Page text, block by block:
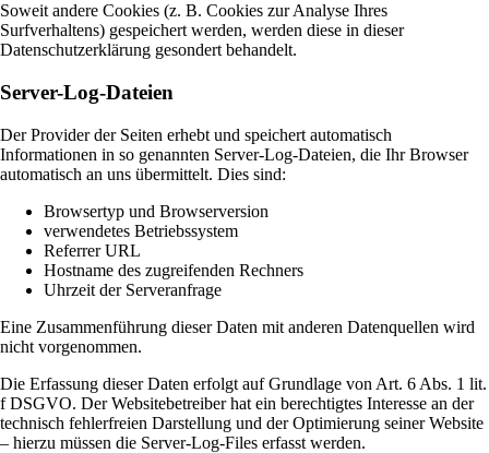
Soweit andere Cookies (z. B. Cookies zur Analyse Ihres
Surfverhaltens) gespeichert werden, werden diese in dieser
Datenschutzerklärung gesondert behandelt.
Server-Log-Dateien
Der Provider der Seiten erhebt und speichert automatisch
Informationen in so genannten Server-Log-Dateien, die Ihr Browser
automatisch an uns übermittelt. Dies sind:
Browsertyp und Browserversion
verwendetes Betriebssystem
Referrer URL
Hostname des zugreifenden Rechners
Uhrzeit der Serveranfrage
Eine Zusammenführung dieser Daten mit anderen Datenquellen wird
nicht vorgenommen.
Die Erfassung dieser Daten erfolgt auf Grundlage von Art. 6 Abs. 1 lit.
f DSGVO. Der Websitebetreiber hat ein berechtigtes Interesse an der
technisch fehlerfreien Darstellung und der Optimierung seiner Website
– hierzu müssen die Server-Log-Files erfasst werden.